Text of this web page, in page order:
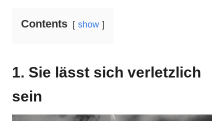
Contents show
1. Sie lässt sich verletzlich
sein